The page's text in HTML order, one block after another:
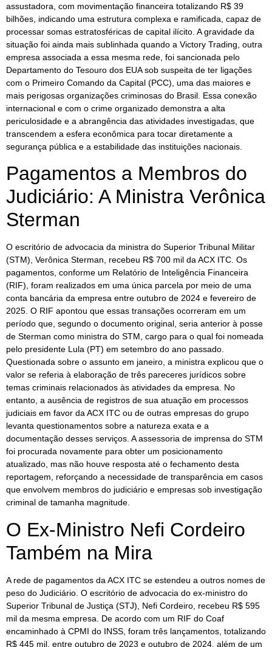
assustadora, com movimentação financeira totalizando R$ 39
bilhões, indicando uma estrutura complexa e ramificada, capaz de
processar somas estratosféricas de capital ilícito. A gravidade da
situação foi ainda mais sublinhada quando a Victory Trading, outra
empresa associada a essa mesma rede, foi sancionada pelo
Departamento do Tesouro dos EUA sob suspeita de ter ligações
com o Primeiro Comando da Capital (PCC), uma das maiores e
mais perigosas organizações criminosas do Brasil. Essa conexão
internacional e com o crime organizado demonstra a alta
periculosidade e a abrangência das atividades investigadas, que
transcendem a esfera econômica para tocar diretamente a
segurança pública e a estabilidade das instituições nacionais.
Pagamentos a Membros do
Judiciário: A Ministra Verônica
Sterman
O escritório de advocacia da ministra do Superior Tribunal Militar
(STM), Verônica Sterman, recebeu R$ 700 mil da ACX ITC. Os
pagamentos, conforme um Relatório de Inteligência Financeira
(RIF), foram realizados em uma única parcela por meio de uma
conta bancária da empresa entre outubro de 2024 e fevereiro de
2025. O RIF apontou que essas transações ocorreram em um
período que, segundo o documento original, seria anterior à posse
de Sterman como ministra do STM, cargo para o qual foi nomeada
pelo presidente Lula (PT) em setembro do ano passado.
Questionada sobre o assunto em janeiro, a ministra explicou que o
valor se referia à elaboração de três pareceres jurídicos sobre
temas criminais relacionados às atividades da empresa. No
entanto, a ausência de registros de sua atuação em processos
judiciais em favor da ACX ITC ou de outras empresas do grupo
levanta questionamentos sobre a natureza exata e a
documentação desses serviços. A assessoria de imprensa do STM
foi procurada novamente para obter um posicionamento
atualizado, mas não houve resposta até o fechamento desta
reportagem, reforçando a necessidade de transparência em casos
que envolvem membros do judiciário e empresas sob investigação
criminal de tamanha magnitude.
O Ex-Ministro Nefi Cordeiro
Também na Mira
A rede de pagamentos da ACX ITC se estendeu a outros nomes de
peso do Judiciário. O escritório de advocacia do ex-ministro do
Superior Tribunal de Justiça (STJ), Nefi Cordeiro, recebeu R$ 595
mil da mesma empresa. De acordo com um RIF do Coaf
encaminhado à CPMI do INSS, foram três lançamentos, totalizando
R$ 445 mil, entre outubro de 2023 e outubro de 2024, além de um